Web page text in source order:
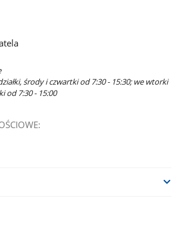
środy i czwartki od 7:30 - 15:30; we wtorki
od 7:30 - 15:00